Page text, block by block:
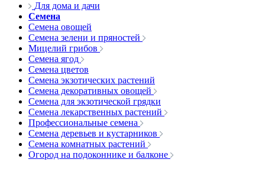
Для дома и дачи
Семена
Семена овощей
Семена зелени и пряностей
Мицелий грибов
Семена ягод
Семена цветов
Семена экзотических растений
Семена декоративных овощей
Семена для экзотической грядки
Семена лекарственных растений
Профессиональные семена
Семена деревьев и кустарников
Семена комнатных растений
Огород на подоконнике и балконе